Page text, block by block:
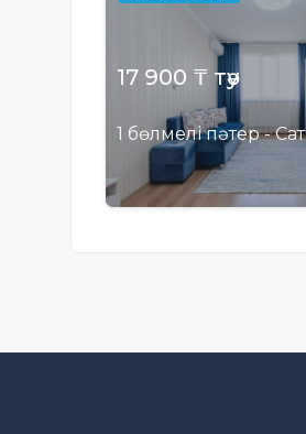
17 900 ₸ тәу
1 бөлмелі пәтер -